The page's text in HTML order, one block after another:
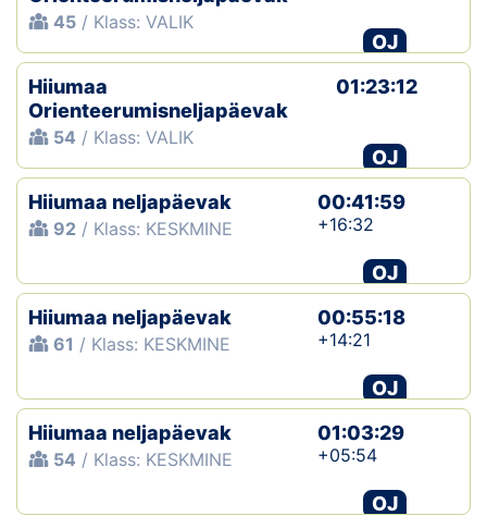
45 / Klass: VALIK
OJ
Hiiumaa
Orienteerumisneljapäevak
54 / Klass: VALIK
01:23:12
OJ
Hiiumaa neljapäevak
92 / Klass: KESKMINE
00:41:59
+16:32
OJ
Hiiumaa neljapäevak
61 / Klass: KESKMINE
00:55:18
+14:21
OJ
Hiiumaa neljapäevak
54 / Klass: KESKMINE
01:03:29
+05:54
OJ